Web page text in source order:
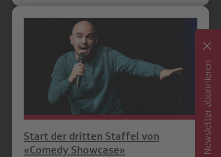
Start der dritten Staffel von
«Comedy Showcase»
Newsletter abonnieren